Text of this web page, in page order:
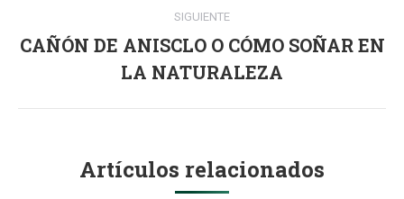
SIGUIENTE
Publicación
siguiente:
CAÑÓN DE ANISCLO O CÓMO SOÑAR EN
LA NATURALEZA
Artículos relacionados